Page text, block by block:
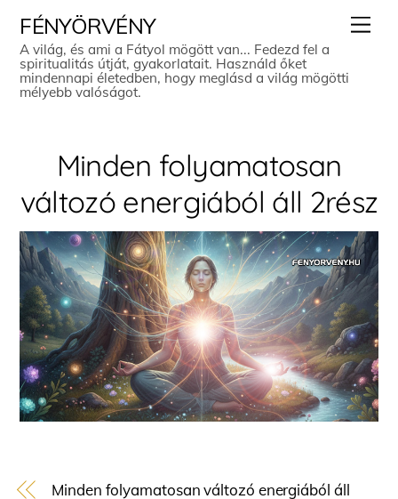
content
FÉNYÖRVÉNY
A világ, és ami a Fátyol mögött van... Fedezd fel a
spiritualitás útját, gyakorlatait. Használd őket
mindennapi életedben, hogy meglásd a világ mögötti
mélyebb valóságot.
Minden folyamatosan
változó energiából áll 2rész
Minden folyamatosan változó energiából áll